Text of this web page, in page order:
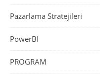
Pazarlama Stratejileri
PowerBI
PROGRAM